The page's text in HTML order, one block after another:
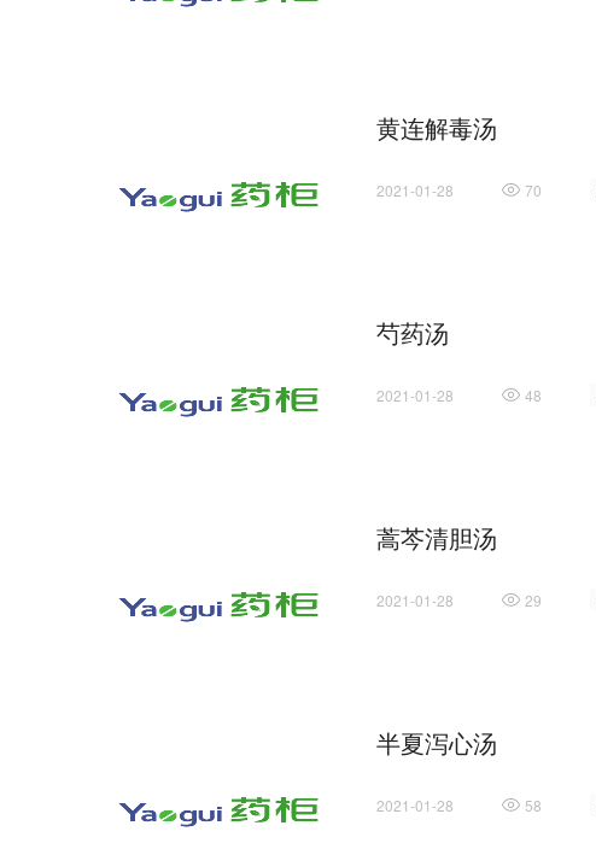
黄连解毒汤
2021-01-28 70
芍药汤
2021-01-28 48
蒿芩清胆汤
2021-01-28 29
半夏泻心汤
2021-01-28 58